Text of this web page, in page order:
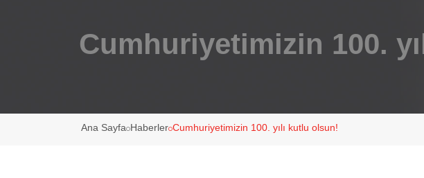
Cumhuriyetimizin 100.
Ana Sayfa Haberler Cumhuriyetimizin 100. yılı kutlu olsun!